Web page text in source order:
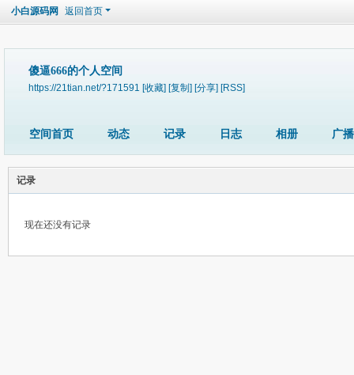
小白源码网 返回首页
傻逼666的个人空间
https://21tian.net/?171591 [收藏] [复制] [分享] [RSS]
空间首页 动态 记录 日志 相册 广播
记录
现在还没有记录